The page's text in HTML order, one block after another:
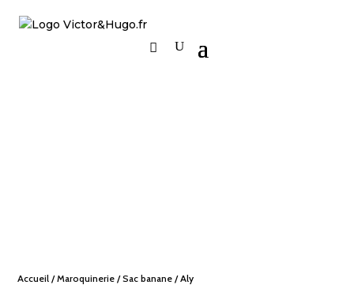
Accueil /Maroquinerie /Sac banane / Aly